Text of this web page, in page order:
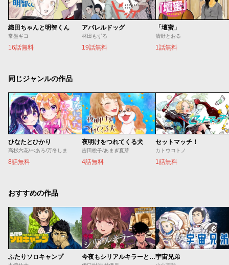
織田ちゃんと明智くん
常盤ギヨ
16話無料
アパレルドッグ
林田もずる
19話無料
「壇蜜」
清野とおる
1話無料
同じジャンルの作品
ひなたとひかり
高杉六花/べあろ/万冬しま
8話無料
夜明けをつれてくる犬
吉田桃子/あまぎ夏芽
4話無料
セットマッチ！
カトウコトノ
1話無料
おすすめの作品
ふたりソロキャンプ 今夜もシリアルキラーと待ち合わせ宇宙兄弟